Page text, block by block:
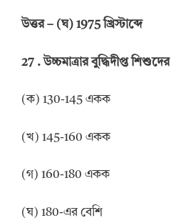
উত্তর– (ঘ) 1975 খ্রিস্টাব্দে
27 .উচ্চমাত্রার বুদ্ধিদীপ্ত শিশুদের
(ক) 130-145 একক
(খ) 145-160 একক
(গ) 160-180 একক
(ঘ) 180-এর বেশি